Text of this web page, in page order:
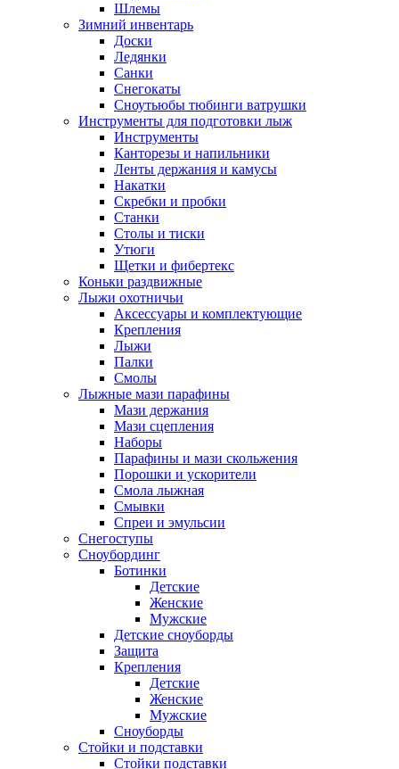
Шлемы
Зимний инвентарь
Доски
Ледянки
Санки
Снегокаты
Сноутьюбы тюбинги ватрушки
Инструменты для подготовки лыж
Инструменты
Канторезы и напильники
Ленты держания и камусы
Накатки
Скребки и пробки
Станки
Столы и тиски
Утюги
Щетки и фибертекс
Коньки раздвижные
Лыжи охотничьи
Аксессуары и комплектующие
Крепления
Лыжи
Палки
Смолы
Лыжные мази парафины
Мази держания
Мази сцепления
Наборы
Парафины и мази скольжения
Порошки и ускорители
Смола лыжная
Смывки
Спреи и эмульсии
Снегоступы
Сноубординг
Ботинки
Детские
Женские
Мужские
Детские сноуборды
Защита
Крепления
Детские
Женские
Мужские
Сноуборды
Стойки и подставки
Cтойки подставки